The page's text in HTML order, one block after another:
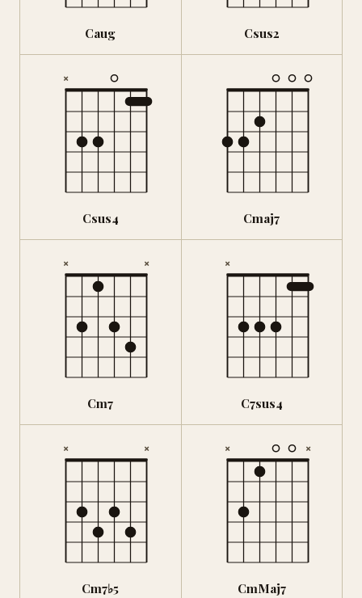
Caug Csus2
×
Csus4 Cmaj7
× ×
Cm7
×
C7sus4
× ×
Cm7♭5
× ×
CmMaj7